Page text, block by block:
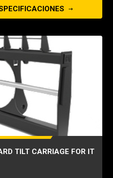
TILT CARRIAGE FOR IT